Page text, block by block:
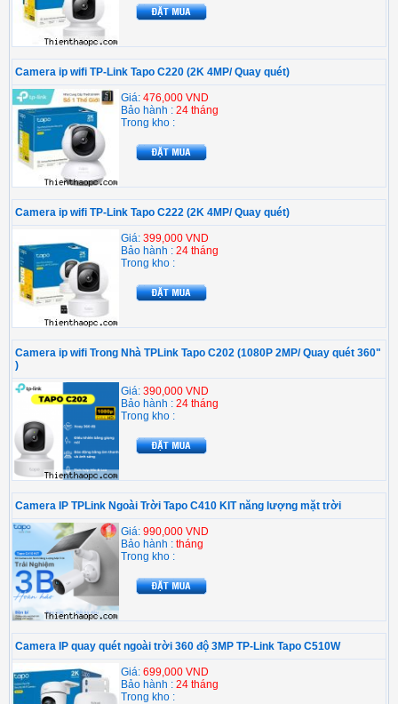
Camera ip wifi TP-Link Tapo C220 (2K 4MP/ Quay quét)
Giá: 476,000 VND
Bảo hành : 24 tháng
Trong kho :
Camera ip wifi TP-Link Tapo C222 (2K 4MP/ Quay quét)
Giá: 399,000 VND
Bảo hành : 24 tháng
Trong kho :
Camera ip wifi Trong Nhà TPLink Tapo C202 (1080P 2MP/ Quay quét 360"
)
Giá: 390,000 VND
Bảo hành : 24 tháng
Trong kho :
Camera IP TPLink Ngoài Trời Tapo C410 KIT năng lượng mặt trời
Giá: 990,000 VND
Bảo hành : tháng
Trong kho :
Camera IP quay quét ngoài trời 360 độ 3MP TP-Link Tapo C510W
Giá: 699,000 VND
Bảo hành : 24 tháng
Trong kho :